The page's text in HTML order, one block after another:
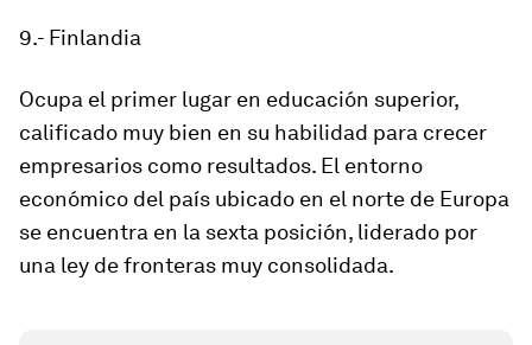
9.- Finlandia
Ocupa el primer lugar en educación superior,
calificado muy bien en su habilidad para crecer
empresarios como resultados. El entorno
económico del país ubicado en el norte de Europa
se encuentra en la sexta posición, liderado por
una ley de fronteras muy consolidada.